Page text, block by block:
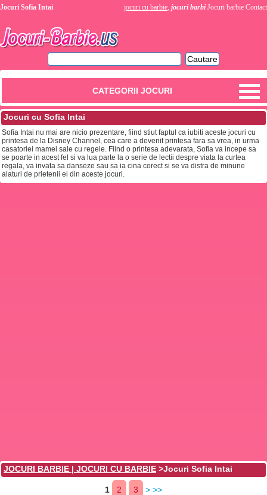
Jocuri Sofia Intai jocuri cu barbie, jocuri barbi Jocuri barbie Contact
CATEGORII JOCURI
Jocuri cu Sofia Intai
Sofia Intai nu mai are nicio prezentare, fiind stiut faptul ca iubiti aceste jocuri cu
printesa de la Disney Channel, cea care a devenit printesa fara sa vrea, in urma
casatoriei mamei sale cu regele. Fiind o printesa adevarata, Sofia va incepe sa
se poarte in acest fel si va lua parte la o serie de lectii despre viata la curtea
regala, va invata sa danseze sau sa ia cina corect si se va distra de minune
alaturi de prietenii ei din aceste jocuri.
JOCURI BARBIE | JOCURI CU BARBIE >Jocuri Sofia Intai
1 2 3 > >>